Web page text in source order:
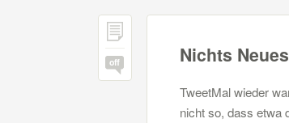
off Nichts
TweetMal wieder
nicht so, dass etwa